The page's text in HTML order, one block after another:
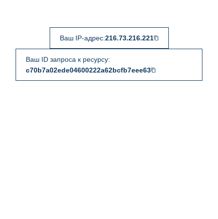
Ваш IP-адрес:216.73.216.221
Ваш ID запроса к ресурсу:
c70b7a02ede04600222a62bcfb7eee63